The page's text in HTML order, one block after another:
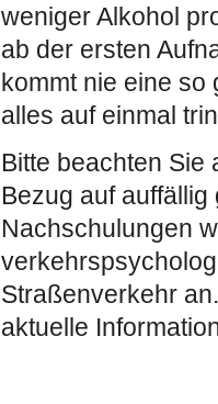
weniger Alkohol
ab der ersten
kommt nie eine
alles auf einmal
Bitte beachten Sie
Bezug auf
Nachschulungen
Straßenverkehr
aktuelle